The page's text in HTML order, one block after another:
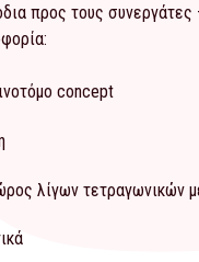
προς τους
concept
λίγων τετραγωνικών